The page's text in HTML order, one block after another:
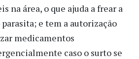
na área, o que ajuda a frear a
e tem a autorização
medicamentos
caso o surto se